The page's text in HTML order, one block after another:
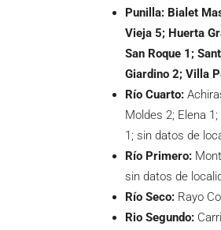
Punilla: Bialet
Vieja 5; Huerta
San Roque 1;
Giardino 2; Villa
Río Cuarto:
Moldes 2; Elena
1; sin datos de
Río Primero:
sin datos de
Río Seco: Rayo
Rio Segundo: